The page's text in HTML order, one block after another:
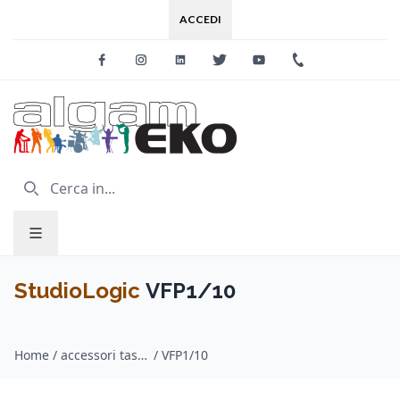
ACCEDI
FacebookInstagramLinkedinTwitter Youtube
StudioLogic VFP1/10
Home / accessori tastiere e pianoforti / StudioLogic / VFP1/10